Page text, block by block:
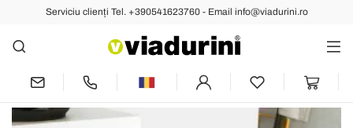
Serviciu clienți Tel. +390541623760 - Email info@viadurini.ro
Anterior Următoarea
Banca de baie modernă cu design
modern, produsă în Italia, Recanati